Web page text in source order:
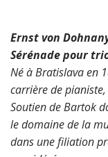
Ernst von
Sérénade pour
Né à Bratislava en
carrière de
Soutien de Bartok
le domainede la
dans une filiation